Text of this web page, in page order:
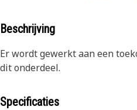
Beschrijving
Er wordt gewerkt aan een
dit onderdeel.
Specificaties